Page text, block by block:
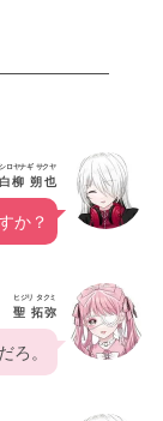
白柳 朔也
シロヤナギ サクヤ
か？
聖 拓弥
ヒジリ タクミ
ろ。